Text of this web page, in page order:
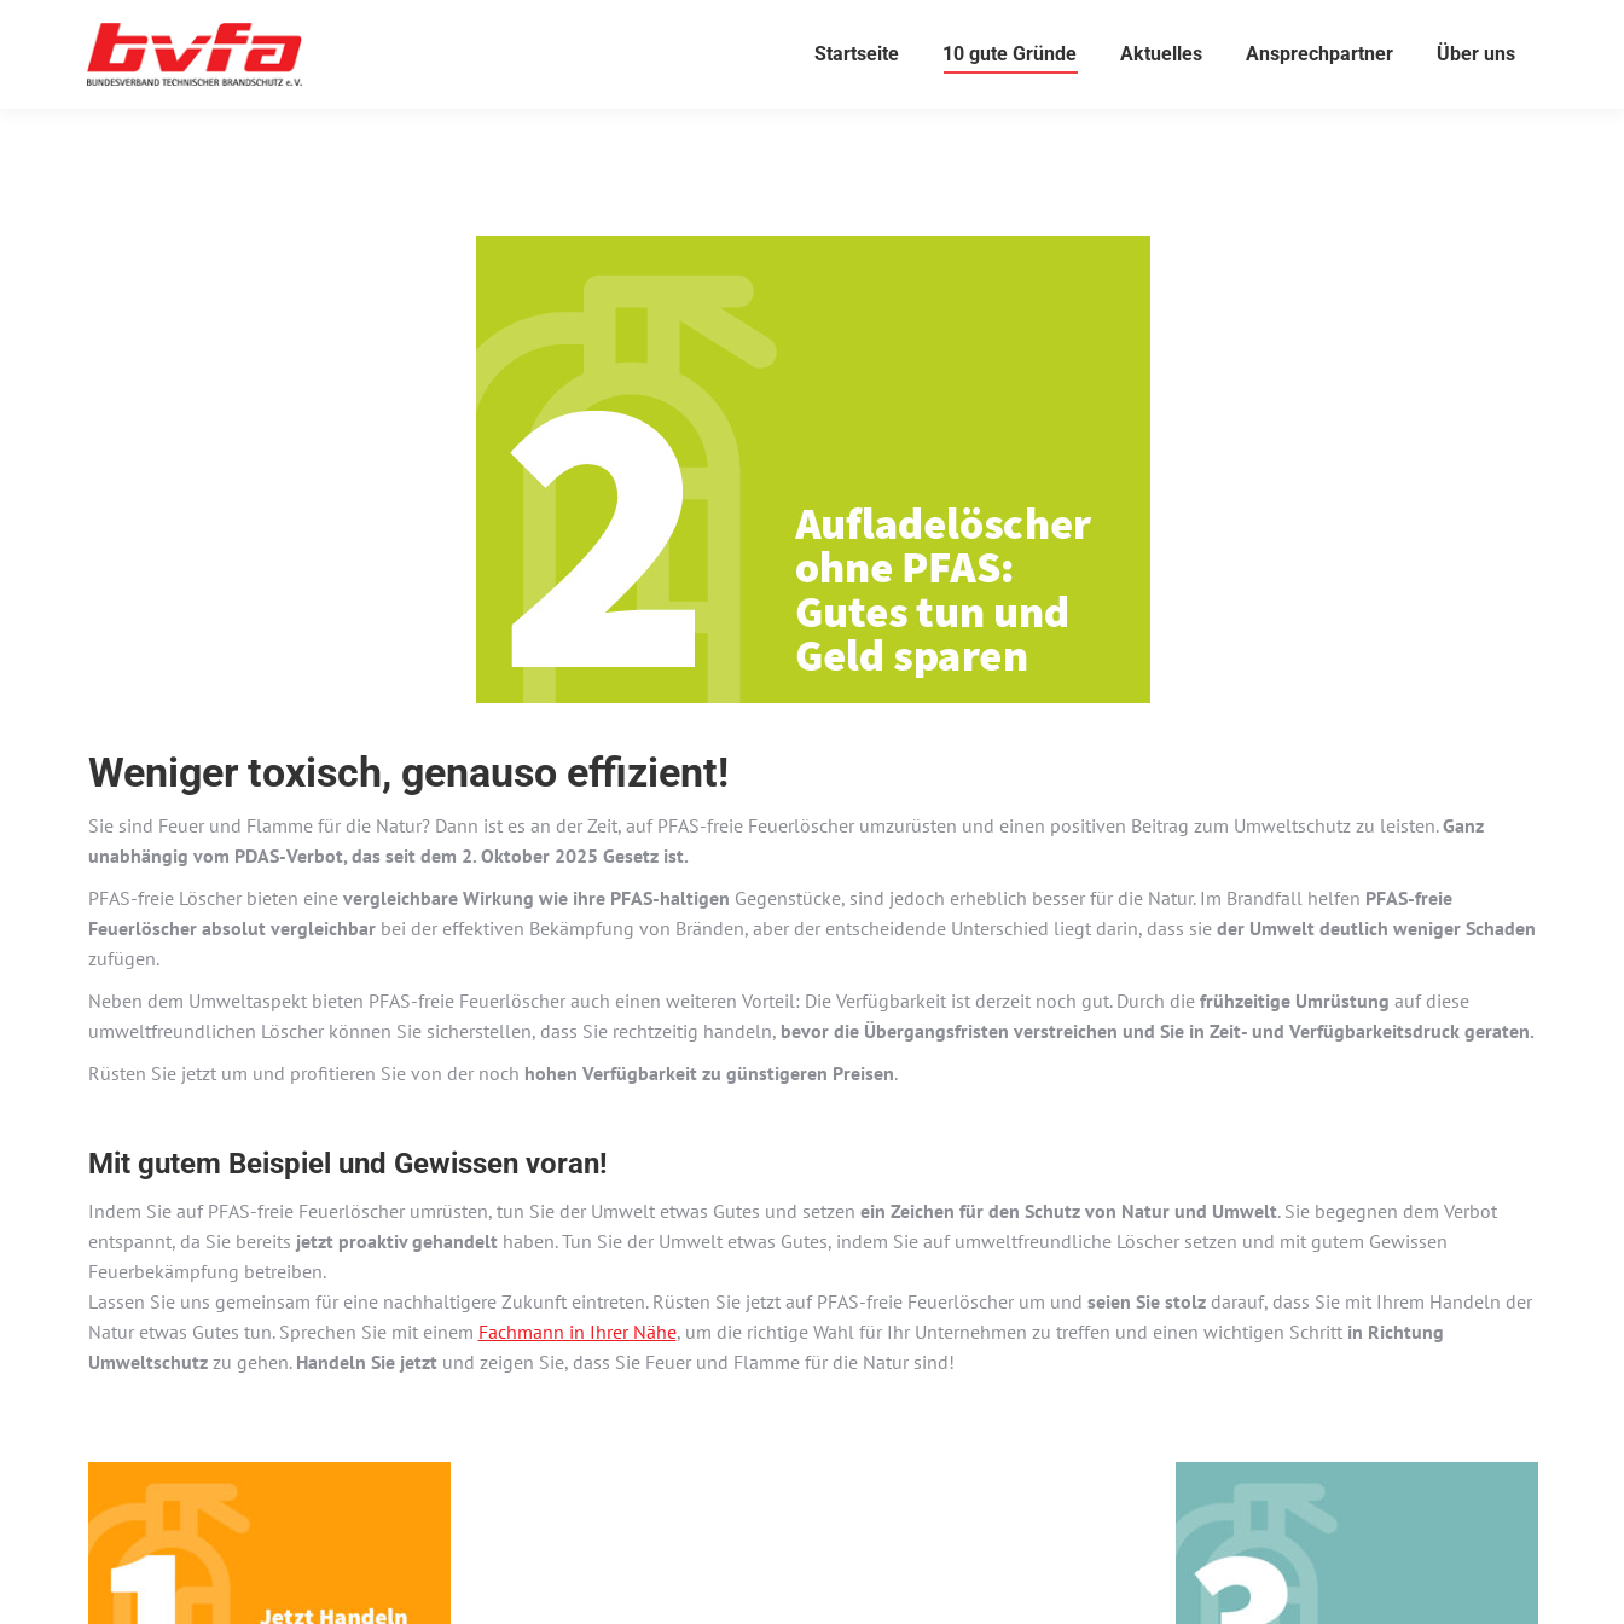
Startseite 10 gute Gründe Aktuelles Ansprechpartner Über uns
Weniger toxisch, genauso effizient!
Sie sind Feuer und Flamme für die Natur? Dann ist es an der Zeit, auf PFAS-freie Feuerlöscher umzurüsten und einen positiven Beitrag zum Umweltschutz zu leisten.Ganz
unabhängig vom PDAS-Verbot, das seit dem 2. Oktober 2025 Gesetz ist.
PFAS-freie Löscher bieten eine vergleichbare Wirkung wie ihre PFAS-haltigen Gegenstücke, sind jedoch erheblich besser für die Natur. Im Brandfall helfen PFAS-freie
Feuerlöscher absolut vergleichbarbei der effektiven Bekämpfung von Bränden, aber der entscheidende Unterschied liegt darin, dass sie der Umwelt deutlich weniger Schaden
zufügen.
Neben dem Umweltaspekt bieten PFAS-freie Feuerlöscher auch einen weiteren Vorteil: Die Verfügbarkeit ist derzeit noch gut. Durch die frühzeitige Umrüstung auf diese
umweltfreundlichen Löscher können Sie sicherstellen, dass Sie rechtzeitig handeln, bevor die Übergangsfristen verstreichen und Sie in Zeit- und Verfügbarkeitsdruck geraten.
Rüsten Sie jetzt um und profitieren Sie von der noch hohen Verfügbarkeit zu günstigeren Preisen.
Mit gutem Beispiel und Gewissen voran!
Indem Sie auf PFAS-freie Feuerlöscher umrüsten, tun Sie der Umwelt etwas Gutes und setzen ein Zeichen für den Schutz von Natur und Umwelt. Sie begegnen dem Verbot
entspannt, da Sie bereits jetzt proaktiv gehandelthaben. Tun Sie der Umwelt etwas Gutes, indem Sie auf umweltfreundliche Löscher setzen und mit gutem Gewissen
Feuerbekämpfung betreiben.
Lassen Sie uns gemeinsam für eine nachhaltigere Zukunft eintreten. Rüsten Sie jetzt auf PFAS-freie Feuerlöscher um und seien Sie stolzdarauf, dass Sie mit Ihrem Handeln der
Natur etwas Gutes tun. Sprechen Sie mit einem Fachmann in Ihrer Nähe, um die richtige Wahl für Ihr Unternehmen zu treffen und einen wichtigen Schritt in Richtung
Umweltschutzzu gehen. Handeln Sie jetztund zeigen Sie, dass Sie Feuer und Flamme für die Natur sind!